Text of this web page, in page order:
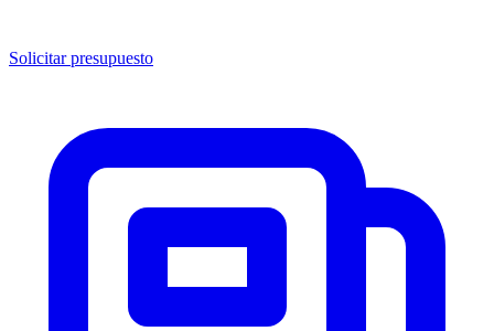
Solicitar presupuesto